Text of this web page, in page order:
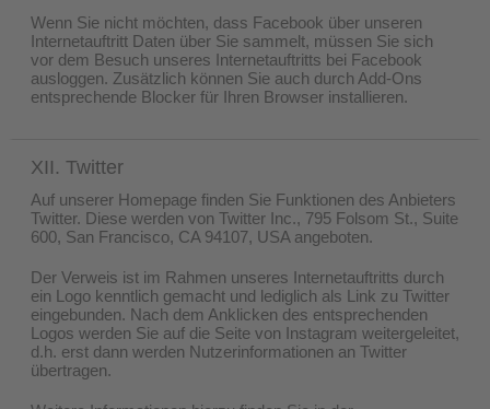
Wenn Sie nicht möchten, dass Facebook über unseren
Internetauftritt Daten über Sie sammelt, müssen Sie sich
vor dem Besuch unseres Internetauftritts bei Facebook
ausloggen. Zusätzlich können Sie auch durch Add-Ons
entsprechende Blocker für Ihren Browser installieren.
XII. Twitter
Auf unserer Homepage finden Sie Funktionen des Anbieters
Twitter. Diese werden von Twitter Inc., 795 Folsom St., Suite
600, San Francisco, CA 94107, USA angeboten.
Der Verweis ist im Rahmen unseres Internetauftritts durch
ein Logo kenntlich gemacht und lediglich als Link zu Twitter
eingebunden. Nach dem Anklicken des entsprechenden
Logos werden Sie auf die Seite von Instagram weitergeleitet,
d.h. erst dann werden Nutzerinformationen an Twitter
übertragen.